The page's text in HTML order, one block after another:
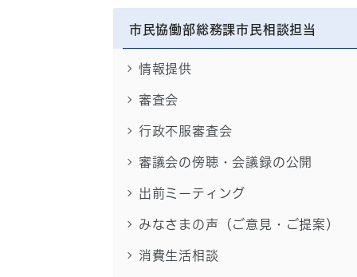
市民協働部総務課市民相談担当
情報提供
審査会
行政不服審査会
審議会の傍聴・会議録の公開
出前ミーティング
みなさまの声（ご意見・ご提案）
消費生活相談